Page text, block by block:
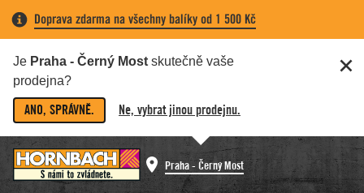
Doprava zdarma na všechny balíky od 1 500 Kč
Je Praha - Černý Most skutečně vaše
prodejna?
ANO, SPRÁVNĚ. Ne, vybrat jinou prodejnu.
Praha - Černý Most